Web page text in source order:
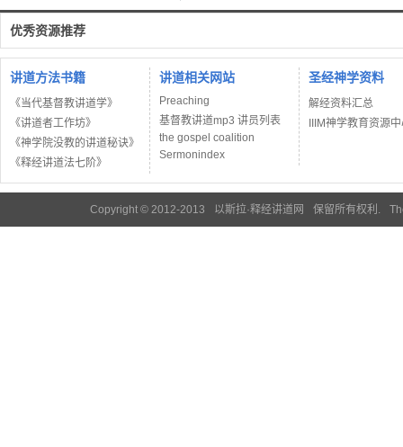
优秀资源推荐
讲道方法书籍
《当代基督教讲道学》
《讲道者工作坊》
《神学院没教的讲道秘诀》
《释经讲道法七阶》
讲道相关网站
Preaching
基督教讲道mp3 讲员列表
the gospel coalition
Sermonindex
圣经神学资料
解经资料汇总
IIIM神学教育资源
Copyright © 2012-2013 以斯拉·释经讲道网 保留所有权利.